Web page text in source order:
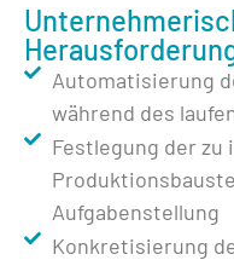
Automatisierung
während des
Festlegung der
Aufgabenstellung
Konkretisierung